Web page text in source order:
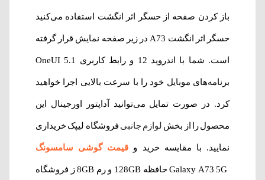
باز کردن صفحه از حسگر اثر انگشت استفاده می‌کنید
حسگر اثر انگشت A73 در زیر صفحه نمایش قرار گرفته
است. شما با اندروید 12 و رابط کاربری OneUI 5.1
برنامه‌های موبایل خود را با سرعت بالایی اجرا خواهید
کرد. در صورت تمایل می‌توانید آداپتور اورجینال این
محصول را از بخش لوازم جانبی فروشگاه لیپک خریداری
نمایید. با مقایسه خرید و قیمت گوشی سامسونگ
Galaxy A73 5G حافظه 128GB و رم 8GB ز فروشگاه